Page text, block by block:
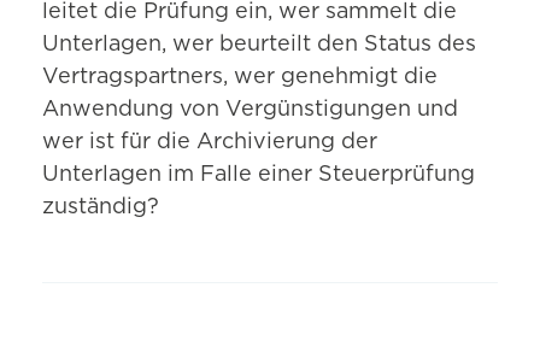
leitet die Prüfung ein, wer sammelt die
Unterlagen, wer beurteilt den Status des
Vertragspartners, wer genehmigt die
Anwendung von Vergünstigungen und
wer ist für die Archivierung der
Unterlagen im Falle einer Steuerprüfung
zuständig?